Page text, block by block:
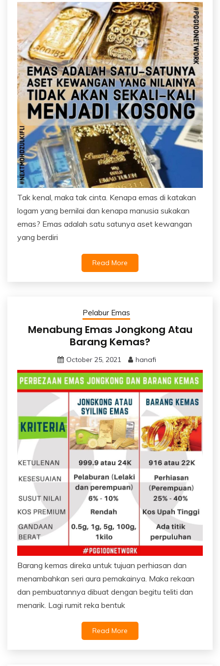
Tak kenal, maka tak cinta. Kenapa emas di katakan
logam yang bernilai dan kenapa manusia sukakan
emas? Emas adalah satu satunya aset kewangan
yang berdiri
Read More
Pelabur Emas
Menabung Emas Jongkong Atau
Barang Kemas?
October 25, 2021 hanafi
Barang kemas direka untuk tujuan perhiasan dan
menambahkan seri aura pemakainya. Maka rekaan
dan pembuatannya dibuat dengan begitu teliti dan
menarik. Lagi rumit reka bentuk
Read More